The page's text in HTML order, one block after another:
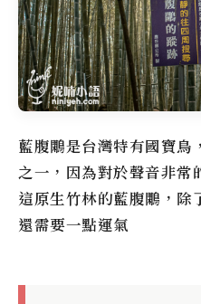
藍腹鷴是台灣特有國寶鳥
之一，因為對於聲音非常
這原生竹林的藍腹鷴，除
還需要一點運氣